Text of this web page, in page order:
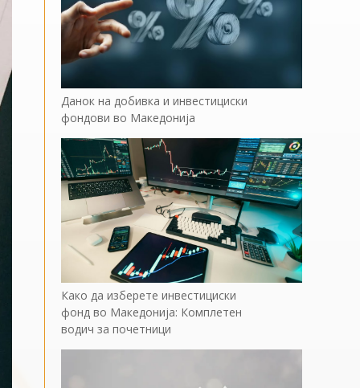
Данок на добивка и инвестициски
фондови во Македонија
Како да изберете инвестициски
фонд во Македонија: Комплетен
водич за почетници